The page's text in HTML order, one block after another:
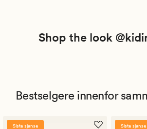
Shop the look
Bestselgere innenfor
Siste sjanse Siste sjanse